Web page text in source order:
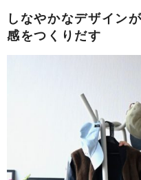
しなやかなデザイン
感をつくりだす